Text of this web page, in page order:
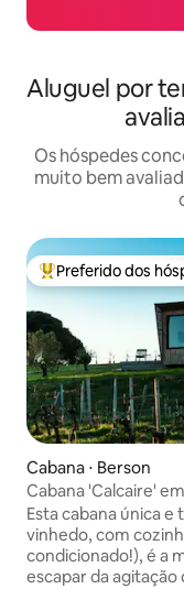
Aluguel por
Os hóspedes
muito bem
Entre os melhores
Preferido dos
Cabana ⋅ Berson
Cabana 'Calcaire'
condicionado
Esta cabana única e
vinhedo, com
condicionado!), é a
escapar da agitação